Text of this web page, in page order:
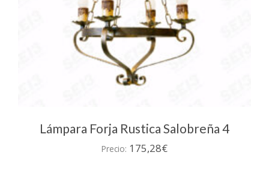
Lámpara Forja Rustica Salobreña 4
Precio: 175,28€